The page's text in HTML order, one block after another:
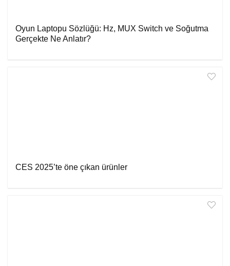
Oyun Laptopu Sözlüğü: Hz, MUX Switch ve Soğutma
Gerçekte Ne Anlatır?
CES 2025’te öne çıkan ürünler